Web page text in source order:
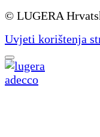
© LUGERA
Uvjeti korištenja